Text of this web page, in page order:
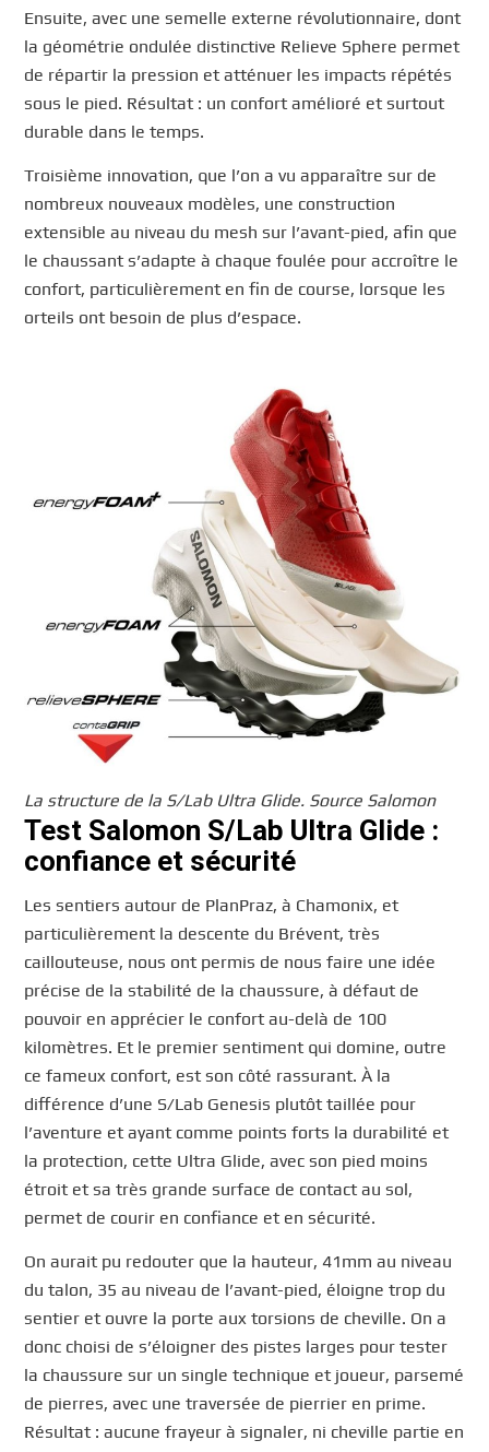
Ensuite, avec une semelle externe révolutionnaire, dont
la géométrie ondulée distinctive Relieve Sphere permet
de répartir la pression et atténuer les impacts répétés
sous le pied. Résultat : un confort amélioré et surtout
durable dans le temps.
Troisième innovation, que l’on a vu apparaître sur de
nombreux nouveaux modèles, une construction
extensible au niveau du mesh sur l’avant-pied, afin que
le chaussant s’adapte à chaque foulée pour accroître le
confort, particulièrement en fin de course, lorsque les
orteils ont besoin de plus d’espace.
La structure de la S/Lab Ultra Glide. Source Salomon
Test Salomon S/Lab Ultra Glide :
confiance et sécurité
Les sentiers autour de PlanPraz, à Chamonix, et
particulièrement la descente du Brévent, très
caillouteuse, nous ont permis de nous faire une idée
précise de la stabilité de la chaussure, à défaut de
pouvoir en apprécier le confort au-delà de 100
kilomètres. Et le premier sentiment qui domine, outre
ce fameux confort, est son côté rassurant. À la
différence d’une S/Lab Genesis plutôt taillée pour
l’aventure et ayant comme points forts la durabilité et
la protection, cette Ultra Glide, avec son pied moins
étroit et sa très grande surface de contact au sol,
permet de courir en confiance et en sécurité.
On aurait pu redouter que la hauteur, 41mm au niveau
du talon, 35 au niveau de l’avant-pied, éloigne trop du
sentier et ouvre la porte aux torsions de cheville. On a
donc choisi de s’éloigner des pistes larges pour tester
la chaussure sur un single technique et joueur, parsemé
de pierres, avec une traversée de pierrier en prime.
Résultat : aucune frayeur à signaler, ni cheville partie en